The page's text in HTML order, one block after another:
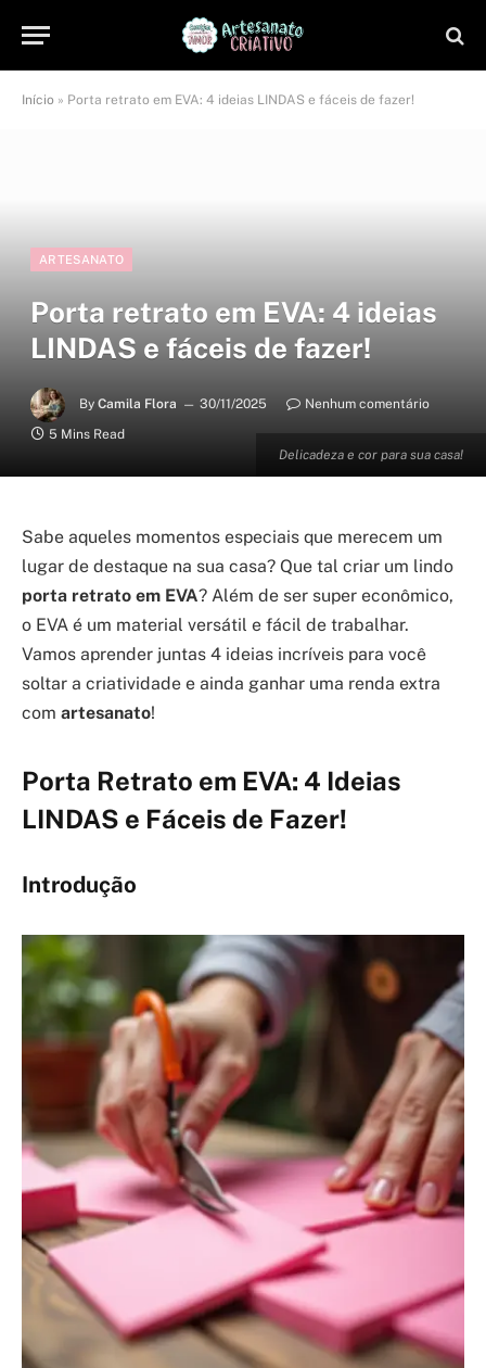
Início » Porta retrato em EVA: 4 ideias LINDAS e fáceis de fazer!
Delicadeza e cor para sua casa!
ARTESANATO
Porta retrato em EVA: 4 ideias
LINDAS e fáceis de fazer!
By Camila Flora 30/11/2025
Nenhum comentário
5 Mins Read
Sabe aqueles momentos especiais que merecem um
lugar de destaque na sua casa? Que tal criar um lindo
porta retrato em EVA? Além de ser super econômico,
o EVA é um material versátil e fácil de trabalhar.
Vamos aprender juntas 4 ideias incríveis para você
soltar a criatividade e ainda ganhar uma renda extra
com artesanato!
Porta Retrato em EVA: 4 Ideias
LINDAS e Fáceis de Fazer!
Introdução